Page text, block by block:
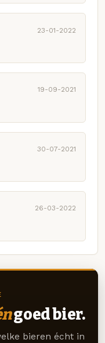
23-01-2022
19-09-2021
30-07-2021
26-03-2022
goed bier.
bieren écht in